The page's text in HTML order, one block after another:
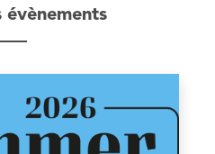
évènements